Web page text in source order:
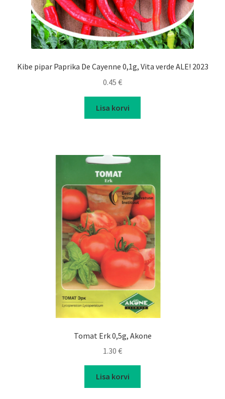
Kibe pipar Paprika De Cayenne 0,1g, Vita verde ALE! 2023
0.45 €
Lisa korvi
Tomat Erk 0,5g, Akone
1.30 €
Lisa korvi